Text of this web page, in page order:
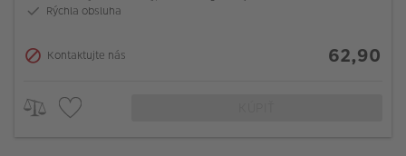
Rýchla obsluha
Kontaktujte nás 62,90